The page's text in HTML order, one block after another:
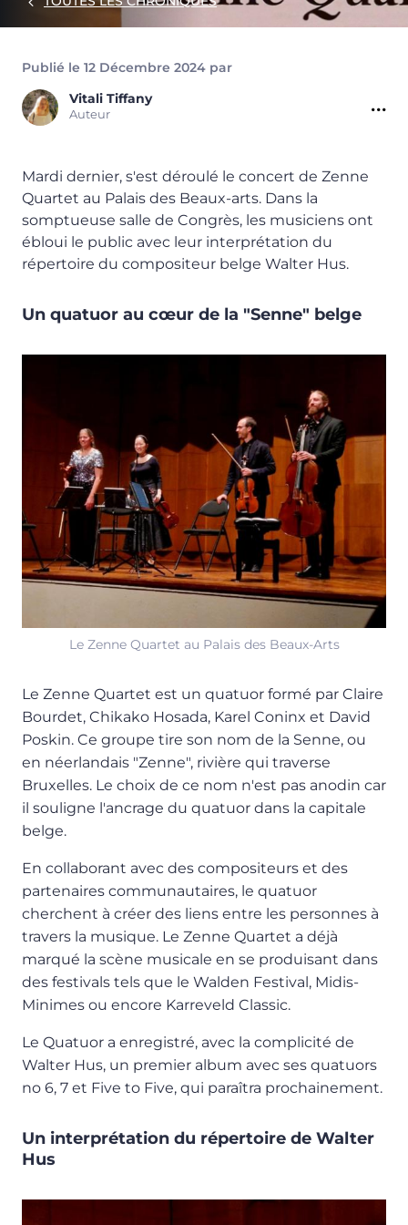
Mardi dernier, s'est déroulé le concert de Zenne
Quartet au Palais des Beaux-arts. Dans la
somptueuse salle de Congrès, les musiciens ont
ébloui le public avec leur interprétation du
répertoire du compositeur belge Walter Hus.
Un quatuor au cœur de la "Senne" belge
Le Zenne Quartet au Palais des Beaux-Arts
Le Zenne Quartet est un quatuor formé par Claire
Bourdet, Chikako Hosada, Karel Coninx et David
Poskin. Ce groupe tire son nom de la Senne, ou
en néerlandais "Zenne", rivière qui traverse
Bruxelles. Le choix de ce nom n'est pas anodin car
il souligne l'ancrage du quatuor dans la capitale
belge.
En collaborant avec des compositeurs et des
partenaires communautaires, le quatuor
cherchent à créer des liens entre les personnes à
travers la musique. Le Zenne Quartet a déjà
marqué la scène musicale en se produisant dans
des festivals tels que le Walden Festival, Midis-
Minimes ou encore Karreveld Classic.
Le Quatuor a enregistré, avec la complicité de
Walter Hus, un premier album avec ses quatuors
no 6, 7 et Five to Five, qui paraîtra prochainement.
Un interprétation du répertoire de Walter
Hus
Publié le 12 Décembre 2024 par
Vitali Tiffany
Auteur